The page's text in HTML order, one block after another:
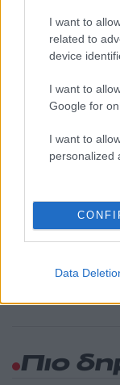
I want to
related to
device
I want to
Google for
I want to
personalized
Data
Όροι Χρήσης. Το
Πολιτική Απορρήτου
Ακολουθήστε το
ενημερωθείτε
Πιο